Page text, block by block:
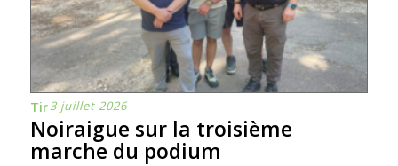
Tir3 juillet 2026
Noiraigue sur la troisième
marche du podium